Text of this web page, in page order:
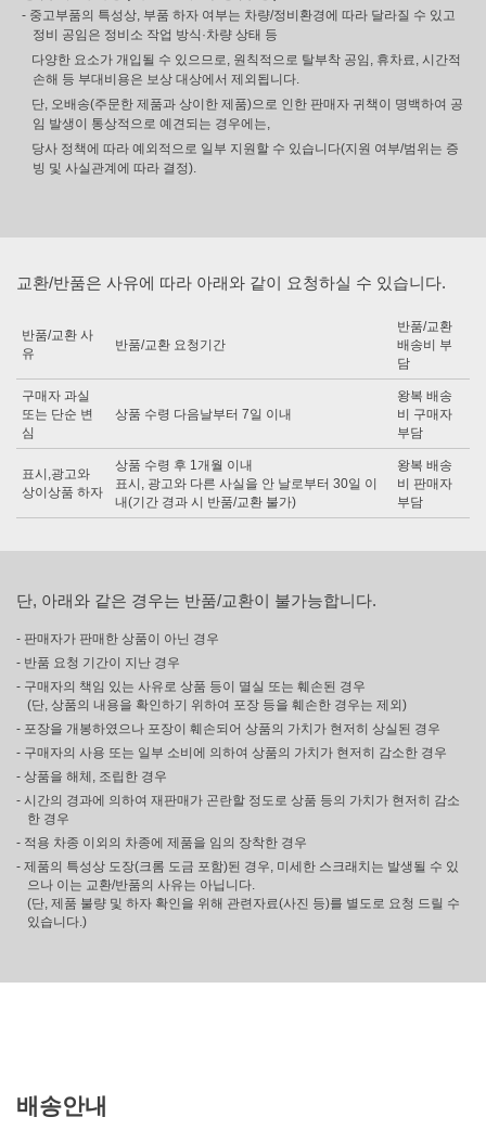
- 중고부품의 특성상, 부품 하자 여부는 차량/정비환경에 따라 달라질 수 있고
정비 공임은 정비소 작업 방식·차량 상태 등
다양한 요소가 개입될 수 있으므로, 원칙적으로 탈부착 공임, 휴차료, 시간적
손해 등 부대비용은 보상 대상에서 제외됩니다.
단, 오배송(주문한 제품과 상이한 제품)으로 인한 판매자 귀책이 명백하여 공
임 발생이 통상적으로 예견되는 경우에는,
당사 정책에 따라 예외적으로 일부 지원할 수 있습니다(지원 여부/범위는 증
빙 및 사실관계에 따라 결정).
교환/반품은 사유에 따라 아래와 같이 요청하실 수 있습니다.
반품/교환 사
유
반품/교환 요청기간
반품/교환
배송비 부
담
구매자 과실
또는 단순 변
심
상품 수령 다음날부터 7일 이내
왕복 배송
비 구매자
부담
표시,광고와
상이상품 하자
상품 수령 후 1개월 이내
표시, 광고와 다른 사실을 안 날로부터 30일 이
내(기간 경과 시 반품/교환 불가)
왕복 배송
비 판매자
부담
단, 아래와 같은 경우는 반품/교환이 불가능합니다.
- 판매자가 판매한 상품이 아닌 경우
- 반품 요청 기간이 지난 경우
- 구매자의 책임 있는 사유로 상품 등이 멸실 또는 훼손된 경우
(단, 상품의 내용을 확인하기 위하여 포장 등을 훼손한 경우는 제외)
- 포장을 개봉하였으나 포장이 훼손되어 상품의 가치가 현저히 상실된 경우
- 구매자의 사용 또는 일부 소비에 의하여 상품의 가치가 현저히 감소한 경우
- 상품을 해체, 조립한 경우
- 시간의 경과에 의하여 재판매가 곤란할 정도로 상품 등의 가치가 현저히 감소
한 경우
- 적용 차종 이외의 차종에 제품을 임의 장착한 경우
- 제품의 특성상 도장(크롬 도금 포함)된 경우, 미세한 스크래치는 발생될 수 있
으나 이는 교환/반품의 사유는 아닙니다.
(단, 제품 불량 및 하자 확인을 위해 관련자료(사진 등)를 별도로 요청 드릴 수
있습니다.)
배송안내